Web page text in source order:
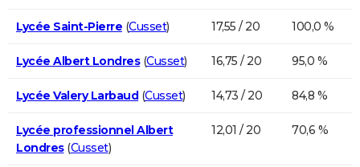
Lycée Saint-Pierre (Cusset) 17,55 / 20 100,0 %
Lycée Albert Londres(Cusset) 16,75 / 20 95,0 %
Lycée Valery Larbaud(Cusset) 14,73 / 20 84,8 %
Lycée professionnel Albert
Londres(Cusset)
12,01 / 20 70,6 %